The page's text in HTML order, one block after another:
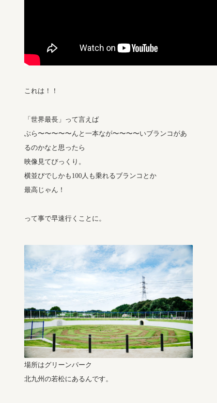
これは！！
「世界最長」って言えば
ぶら〜〜〜〜〜んと一本なが〜〜〜〜いブランコがあ
るのかなと思ったら
映像見てびっくり。
横並びでしかも100人も乗れるブランコとか
最高じゃん！
って事で早速行くことに。
場所はグリーンパーク
北九州の若松にあるんです。